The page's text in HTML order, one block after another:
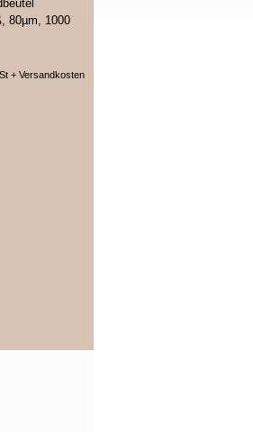
80µm, 1000
+ Versandkosten